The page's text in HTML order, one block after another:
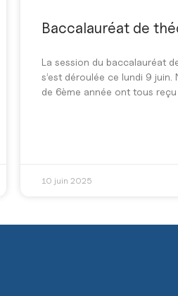
Baccalauréat de
La session du baccalauréat
s’est déroulée ce lundi 9 juin.
de 6ème année ont tous
10 juin 2025